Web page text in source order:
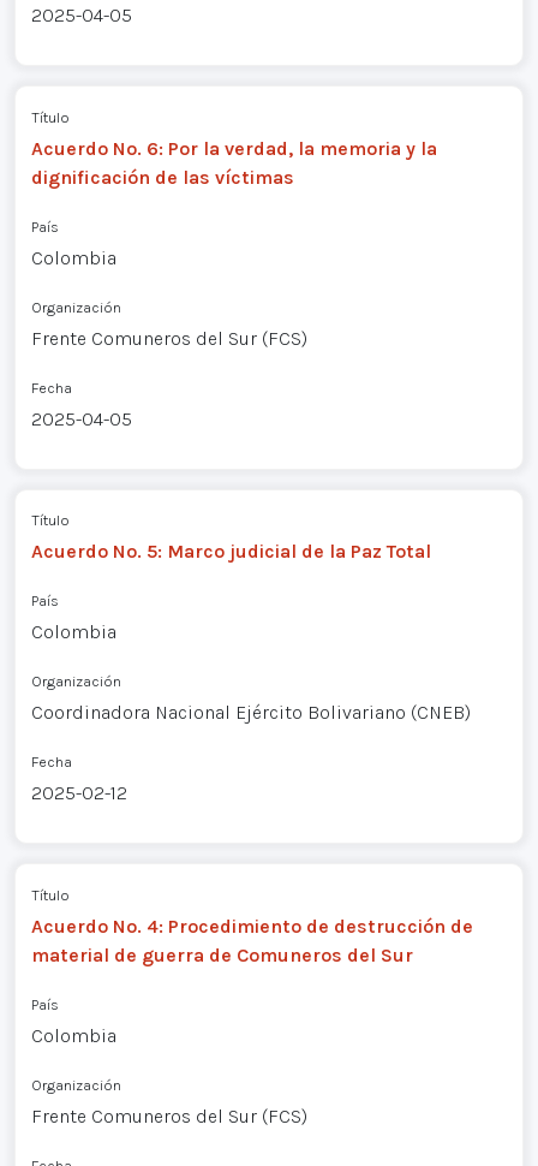
2025-04-05
Título
Acuerdo No. 6: Por la verdad, la memoria y la
dignificación de las víctimas
País
Colombia
Organización
Frente Comuneros del Sur (FCS)
Fecha
2025-04-05
Título
Acuerdo No. 5: Marco judicial de la Paz Total
País
Colombia
Organización
Coordinadora Nacional Ejército Bolivariano (CNEB)
Fecha
2025-02-12
Título
Acuerdo No. 4: Procedimiento de destrucción de
material de guerra de Comuneros del Sur
País
Colombia
Organización
Frente Comuneros del Sur (FCS)